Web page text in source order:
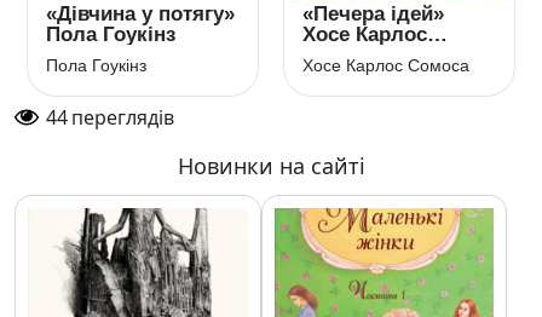
«Дівчина у потягу»
Пола Гоукінз
Пола Гоукінз
«Печера ідей»
Хосе Карлос
Сомоса
Хосе Карлос Сомоса
44переглядів
Новинки на сайті